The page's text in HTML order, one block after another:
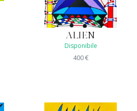
ALIEN
Disponibile
400€